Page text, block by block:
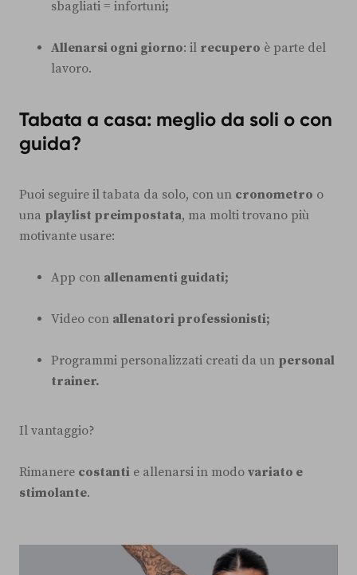
sbagliati = infortuni;
Allenarsi ogni giorno: il recupero è parte del
lavoro.
Tabata a casa: meglio da soli o con
guida?
Puoi seguire il tabata da solo, con un cronometro o
una playlist preimpostata, ma molti trovano più
motivante usare:
App con allenamenti guidati;
Video con allenatori professionisti;
Programmi personalizzati creati da un personal
trainer.
Il vantaggio?
Rimanere costanti e allenarsi in modo variato e
stimolante.